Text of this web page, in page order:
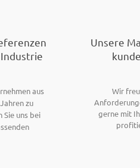
aus
zu
Sie uns bei
Unsere
Wir
gerne mit